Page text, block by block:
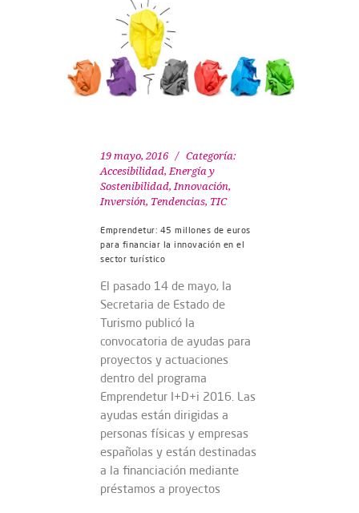
19 mayo, 2016
Categoría:
Accesibilidad,Energía y
Sostenibilidad,Innovación,
Inversión, Tendencias, TIC
Emprendetur: 45 millones de euros
para financiar la innovación en el
sector turístico
El pasado 14 de mayo, la
Secretaria de Estado de
Turismo publicó la
convocatoria de ayudas para
proyectos y actuaciones
dentro del programa
Emprendetur I+D+i 2016. Las
ayudas están dirigidas a
personas físicas y empresas
españolas y están destinadas
a la financiación mediante
préstamos a proyectos